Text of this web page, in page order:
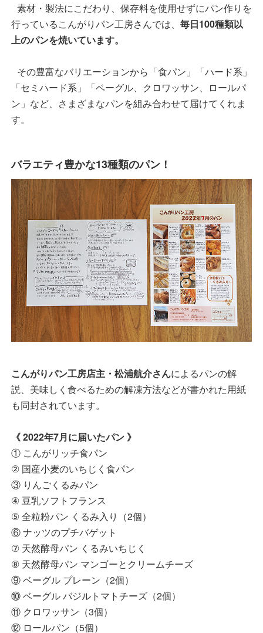
素材・製法にこだわり、保存料を使用せずにパン作りを
行っているこんがりパン工房さんでは、 毎日100種類以
上のパンを焼いています。
その豊富なバリエーションから「食パン」「ハード系」
「セミハード系」「ベーグル、クロワッサン、ロールパ
ン」など、さまざまなパンを組み合わせて届けてくれま
す。
バラエティ豊かな13種類のパン！
こんがりパン工房店主・松浦航介さんによるパンの解
説、美味しく食べるための解凍方法などが書かれた用紙
も同封されています。
《 2022年7月に届いたパン 》
① こんがリッチ食パン
② 国産小麦のいちじく食パン
③ りんごくるみパン
④ 豆乳ソフトフランス
⑤ 全粒粉パン くるみ入り（2個）
⑥ ナッツのプチバゲット
⑦ 天然酵母パン くるみいちじく
⑧ 天然酵母パン マンゴーとクリームチーズ
⑨ ベーグル プレーン（2個）
⑩ ベーグル バジルトマトチーズ（2個）
⑪ クロワッサン（3個）
⑫ ロールパン（5個）